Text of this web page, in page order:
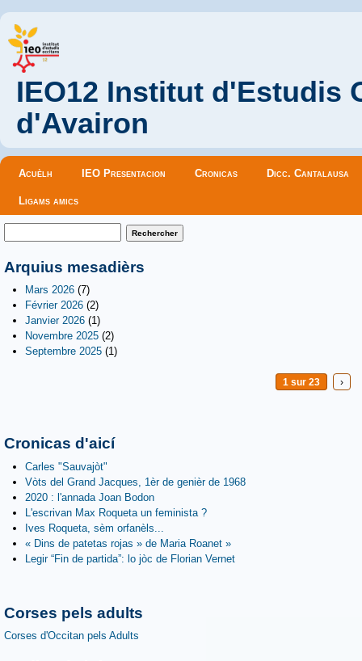
IEO12 Institut d'Estudis
d'Avairon
Menu principal
Acuèlh IEO Presentacion Cronicas Dicc. Cantalausa
Ligams amics
Formulaire de recherche
Arquius mesadièrs
Mars 2026 (7)
Février 2026 (2)
Janvier 2026 (1)
Novembre 2025 (2)
Septembre 2025 (1)
1 sur 23 ›
Cronicas d'aicí
Carles "Sauvajòt"
Vòts del Grand Jacques, 1èr de genièr de 1968
2020 : l'annada Joan Bodon
L'escrivan Max Roqueta un feminista ?
Ives Roqueta, sèm orfanèls...
« Dins de patetas rojas » de Maria Roanet »
Legir “Fin de partida”: lo jòc de Florian Vernet
Corses pels adults
Corses d'Occitan pels Adults